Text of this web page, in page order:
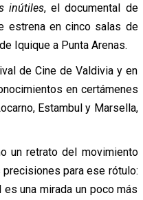
inútiles, el documental de
estrena en cinco salas de
Iquique a Punta Arenas.
de Cine de Valdivia y en
en certámenes
Estambul y Marsella,
un retrato del movimiento
para ese rótulo:
una mirada un poco más